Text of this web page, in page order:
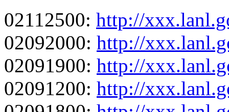
02112500: http://
02092000: http://
02091900: http://
02091200: http://